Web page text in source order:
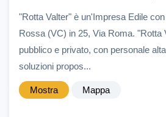
"Rotta Valter" è un'Impresa Edile
Rossa (VC) in 25, Via Roma. "Rotta
pubblico e privato, con personale
soluzioni propos...
Mostra Mappa